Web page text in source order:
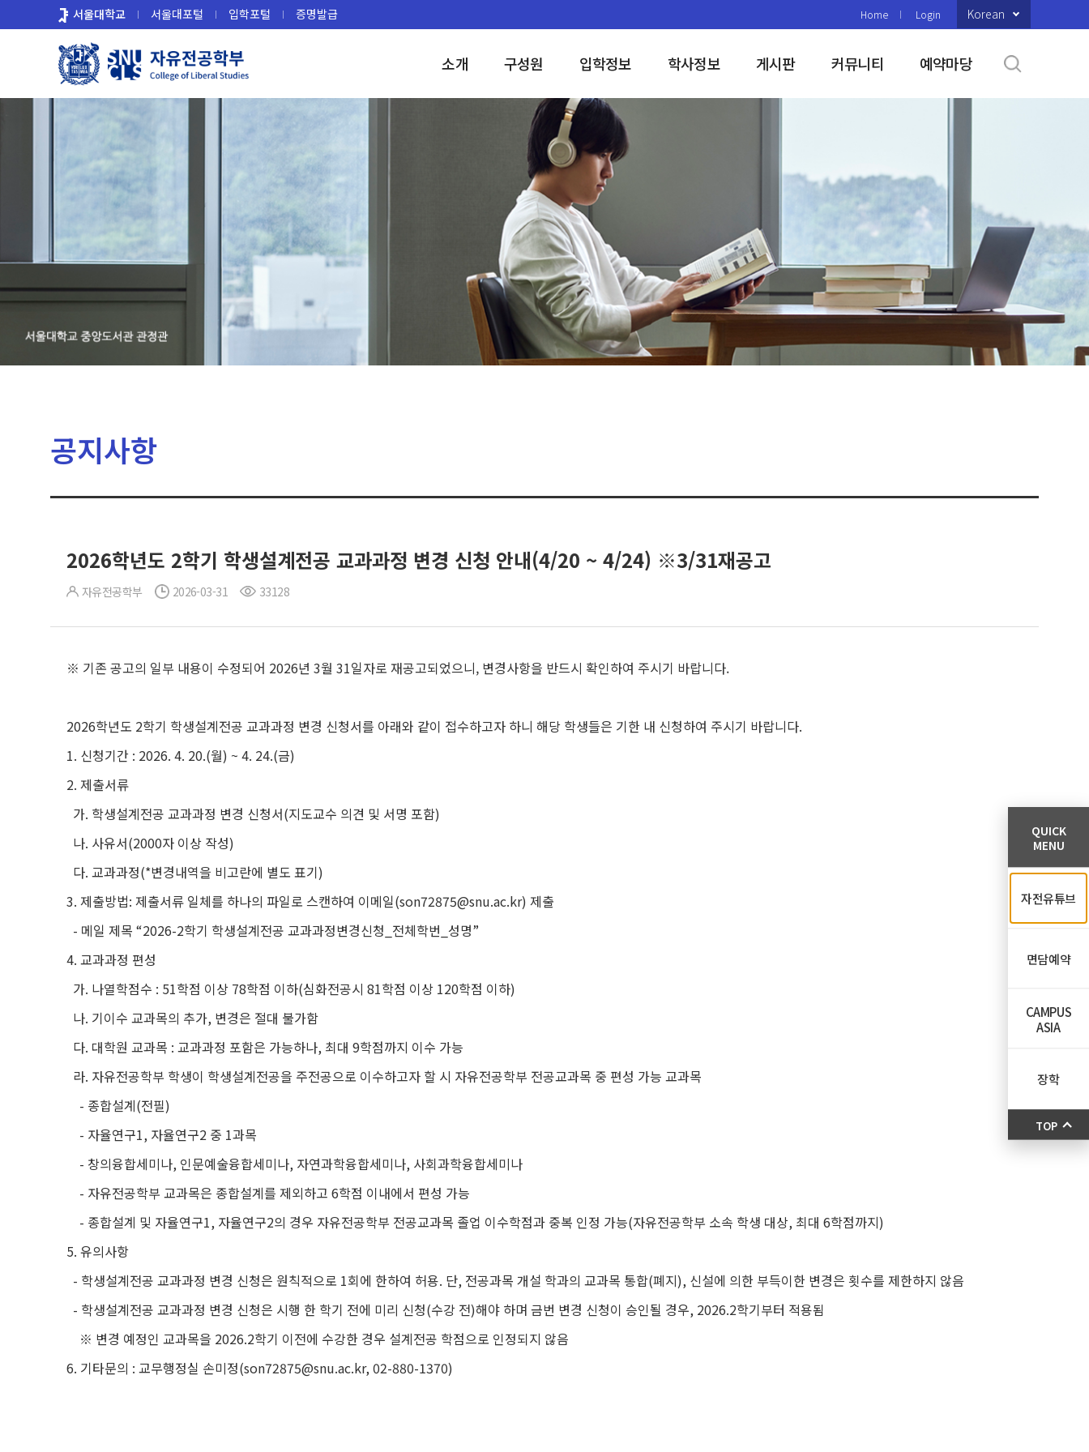
로
서울대학교 서울대포털 입학포털 증명발급 Home Login Korean
소개 구성원 입학정보 학사정보 게시판 커뮤니티 예약마당
공지사항
2026학년도 2학기 학생설계전공 교과과정 변경 신청 안내(4/20 ~ 4/24) ※3/31재공고
자유전공학부 2026-03-31 33128
※ 기존 공고의 일부 내용이 수정되어 2026년 3월 31일자로 재공고되었으니, 변경사항을 반드시 확인하여 주시기 바랍니다.
2026학년도 2학기 학생설계전공 교과과정 변경 신청서를 아래와 같이 접수하고자 하니 해당 학생들은 기한 내 신청하여 주시기 바랍니다.
1. 신청기간 : 2026. 4. 20.(월) ~ 4. 24.(금)
2. 제출서류
가. 학생설계전공 교과과정 변경 신청서(지도교수 의견 및 서명 포함)
나. 사유서(2000자 이상 작성)
다. 교과과정(*변경내역을 비고란에 별도 표기)
3. 제출방법: 제출서류 일체를 하나의 파일로 스캔하여 이메일(son72875@snu.ac.kr) 제출
- 메일 제목 “2026-2학기 학생설계전공 교과과정변경신청 전체학번 성명”
4. 교과과정 편성
가. 나열학점수 : 51학점 이상 78학점 이하(심화전공시 81학점 이상 120학점 이하)
나. 기이수 교과목의 추가, 변경은 절대 불가함
다. 대학원 교과목 : 교과과정 포함은 가능하나, 최대 9학점까지 이수 가능
라. 자유전공학부 학생이 학생설계전공을 주전공으로 이수하고자 할 시 자유전공학부 전공교과목 중 편성 가능 교과목
- 종합설계(전필)
- 자율연구1, 자율연구2 중 1과목
- 창의융합세미나, 인문예술융합세미나, 자연과학융합세미나, 사회과학융합세미나
- 자유전공학부 교과목은 종합설계를 제외하고 6학점 이내에서 편성 가능
- 종합설계 및 자율연구1, 자율연구2의 경우 자유전공학부 전공교과목 졸업 이수학점과 중복 인정 가능(자유전공학부 소속 학생 대상, 최대 6학점까지)
5. 유의사항
- 학생설계전공 교과과정 변경 신청은 원칙적으로 1회에 한하여 허용. 단, 전공과목 개설 학과의 교과목 통합(폐지), 신설에 의한 부득이한 변경은 횟수를 제한하지 않음
- 학생설계전공 교과과정 변경 신청은 시행 한 학기 전에 미리 신청(수강 전)해야 하며 금번 변경 신청이 승인될 경우, 2026.2학기부터 적용됨
※ 변경 예정인 교과목을 2026.2학기 이전에 수강한 경우 설계전공 학점으로 인정되지 않음
6. 기타문의 : 교무행정실 손미정(son72875@snu.ac.kr, 02-880-1370)
QUICK
MENU
자전유튜브
면담예약
CAMPUS
ASIA
장학
TOP